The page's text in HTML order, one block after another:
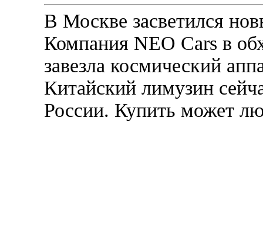
В Москве засветился
Компания NEO Cars в
завезла космический
Китайский лимузин
России. Купить может